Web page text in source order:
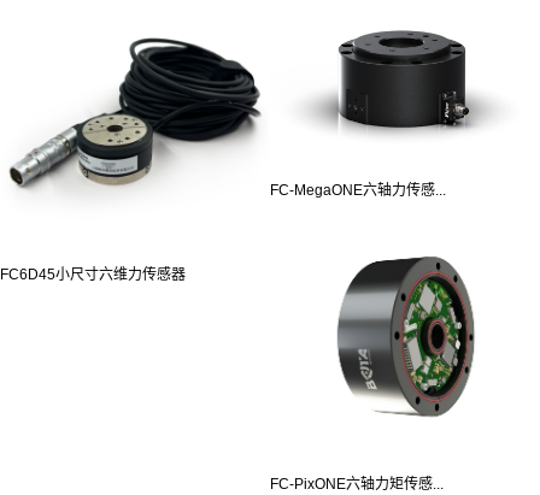
FC6D45小尺寸六维力传感器
FC-MegaONE六轴力传感...
FC-PixONE六轴力矩传感...